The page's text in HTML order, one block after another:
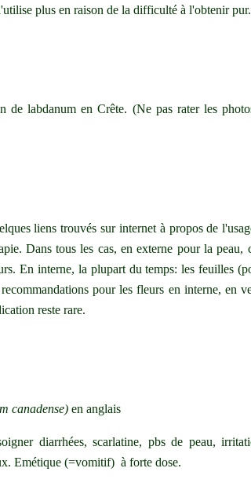
plus en raison de la difficulté à l'obtenir pur.
de labdanum en Crête. (Ne pas rater les
liens trouvés sur internet à propos de
Dans tous les cas, en externe pour la peau,
En interne, la plupart du temps: les feuilles
pour les fleurs en interne, en
reste rare.
canadense) en anglais
diarrhées, scarlatine, pbs de peau,
Emétique (=vomitif) à forte dose.